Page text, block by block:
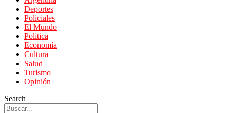
Deportes
Policiales
El Mundo
Política
Economía
Cultura
Salud
Turismo
Opinión
Search